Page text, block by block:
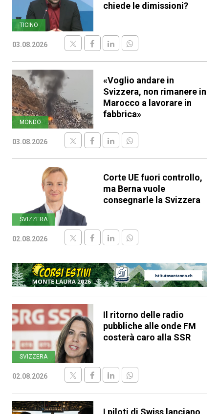
TICINO
chiede le dimissioni?
03.08.2026
MONDO
«Voglio andare in
Svizzera, non rimanere in
Marocco a lavorare in
fabbrica»
03.08.2026
SVIZZERA
Corte UE fuori controllo,
ma Berna vuole
consegnarle la Svizzera
02.08.2026
SVIZZERA
Il ritorno delle radio
pubbliche alle onde FM
costerà caro alla SSR
02.08.2026
I piloti di Swiss lanciano